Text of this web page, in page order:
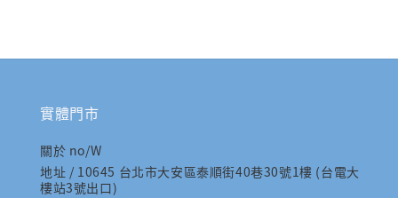
實體門市
關於 no/W
地址 / 10645 台北市大安區泰順街40巷30號1樓 (台電大
樓站3號出口)